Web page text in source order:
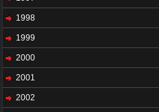
1998
1999
2000
2001
2002